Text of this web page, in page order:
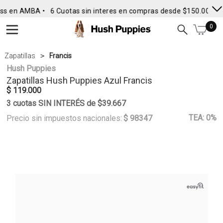
en AMBA • 6 Cuotas sin interes en compras desde $150.000 •
0
Zapatillas Francis
Hush Puppies
Zapatillas Hush PuppiesAzul Francis
$ 119.000
3 cuotas SIN INTERÉS de $39.667
Precio sin impuestos nacionales: $ 98347 TEA: 0%